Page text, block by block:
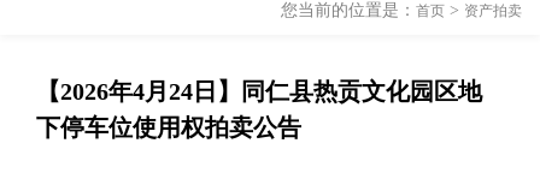
您当前的位置是： 首页 > 资产拍卖
【2026年4月24日】同仁县热贡文化园区地
下停车位使用权拍卖公告